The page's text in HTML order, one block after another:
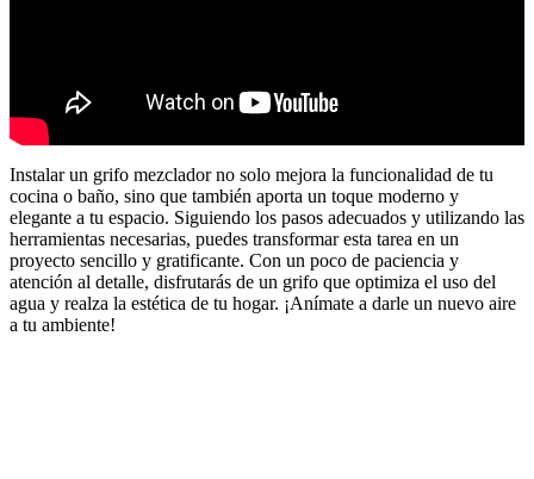
Instalar un grifo mezclador no solo mejora la funcionalidad de tu
cocina o baño, sino que también aporta un toque moderno y
elegante a tu espacio. Siguiendo los pasos adecuados y utilizando las
herramientas necesarias, puedes transformar esta tarea en un
proyecto sencillo y gratificante. Con un poco de paciencia y
atención al detalle, disfrutarás de un grifo que optimiza el uso del
agua y realza la estética de tu hogar. ¡Anímate a darle un nuevo aire
a tu ambiente!